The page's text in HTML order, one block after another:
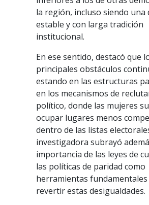
la región, incluso siendo una
estable y con larga tradición
institucional.
En ese sentido, destacó que
principales obstáculos
estando en las estructuras
en los mecanismos de
político, donde las mujeres
ocupar lugares menos
dentro de las listas
investigadora subrayó
importancia de las leyes de
las políticas de paridad como
herramientas
revertir estas desigualdades.